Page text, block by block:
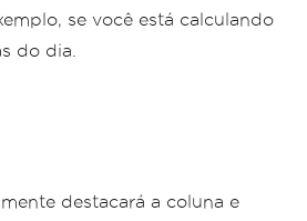
se você está calculando
do dia.
destacará a coluna e